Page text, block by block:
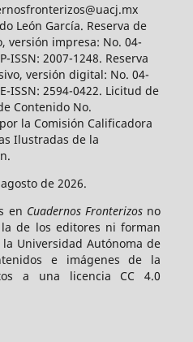
León García. Reserva de
versión impresa: No. 04-
ISSN: 2007-1248. Reserva
versión digital: No. 04-
ISSN: 2594-0422. Licitud de
Contenido No.
la Comisión Calificadora
Ilustradas de la
de 2026.
en Cuadernos Fronterizosno
de los editores ni forman
Universidad Autónoma de
e imágenes de la
a una licencia CC 4.0